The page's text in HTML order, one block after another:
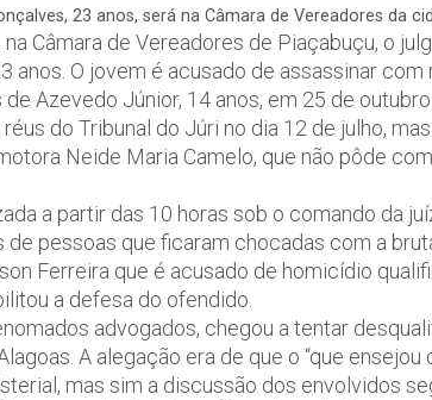
23 anos, será na Câmara de Vereadores da
Câmara de Vereadores de Piaçabuçu, o
anos. O jovem é acusado de assassinar
Azevedo Júnior, 14 anos, em 25 de outubro
do Tribunal do Júri no dia 12 de julho,
Neide Maria Camelo, que não pôde
a partir das 10 horas sob o comando da
pessoas que ficaram chocadas com a
Ferreira que é acusado de homicídio
a defesa do ofendido.
advogados, chegou a tentar
A alegação era de que o “que ensejou
mas sim a discussão dos envolvidos